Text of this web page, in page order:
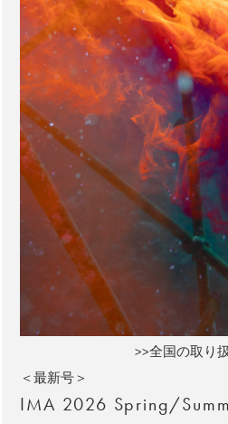
>>全国の取り
＜最新号＞
IMA 2026 Spring/